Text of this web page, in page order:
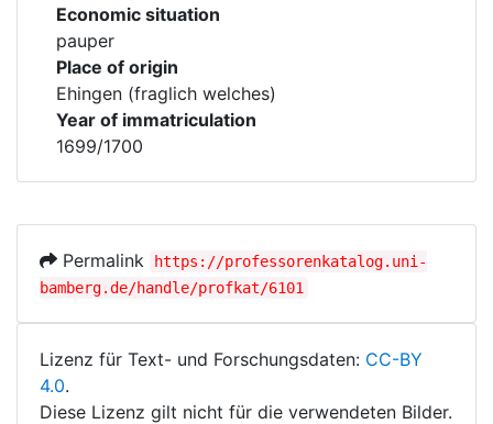
Economic situation
pauper
Place of origin
Ehingen (fraglich welches)
Year of immatriculation
1699/1700
Permalink
https://professorenkatalog.uni-
bamberg.de/handle/profkat/6101
Lizenz für Text- und Forschungsdaten: CC-BY
4.0.
Diese Lizenz gilt nicht für die verwendeten Bilder.